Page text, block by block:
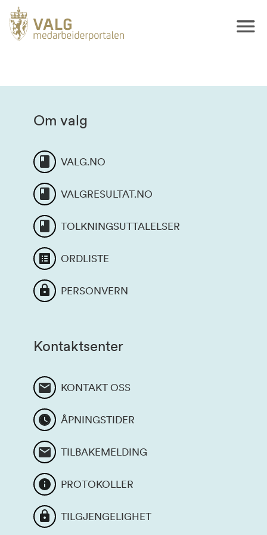
Om valg
VALG.NO
VALGRESULTAT.NO
TOLKNINGSUTTALELSER
ORDLISTE
PERSONVERN
Kontaktsenter
KONTAKT OSS
ÅPNINGSTIDER
TILBAKEMELDING
PROTOKOLLER
TILGJENGELIGHET